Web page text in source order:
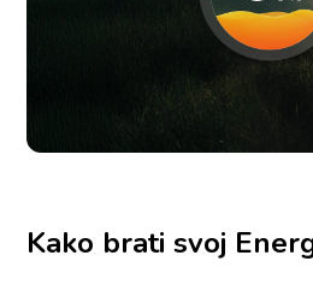
Kako brati svoj